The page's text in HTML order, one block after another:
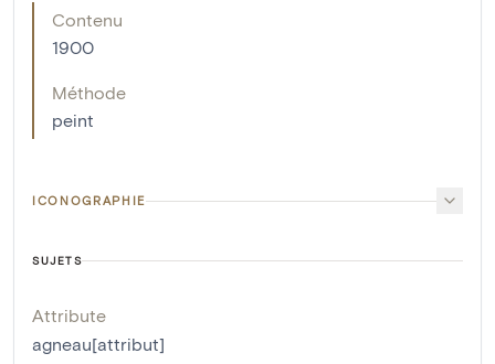
Contenu
1900
Méthode
peint
ICONOGRAPHIE
SUJETS
Attribute
agneau[attribut]